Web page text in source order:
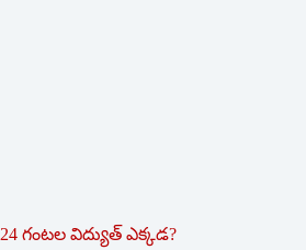
24 గంటల విద్యుత్ ఎక్కడ?